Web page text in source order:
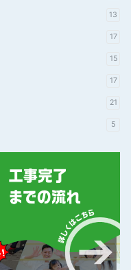
13
17
15
17
21
5